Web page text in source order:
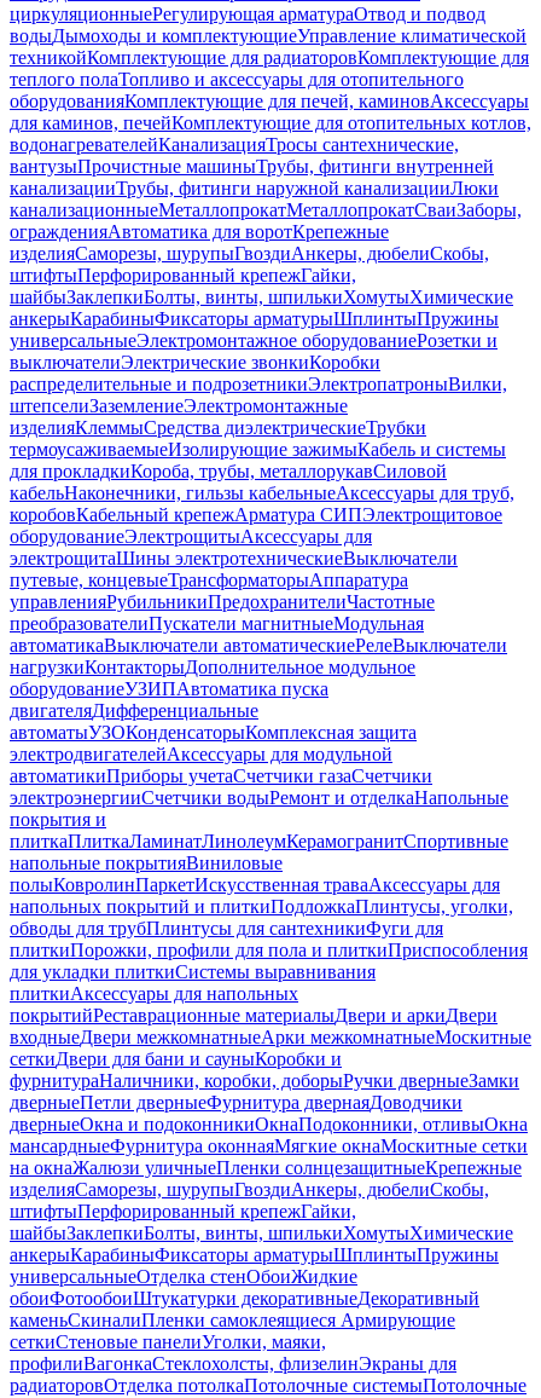
циркуляционныеРегулирующая арматураОтвод и подвод
водыДымоходы и комплектующиеУправление климатической
техникойКомплектующие для радиаторовКомплектующие для
теплого полаТопливо и аксессуары для отопительного
оборудованияКомплектующие для печей, каминовАксессуары
для каминов, печейКомплектующие для отопительных котлов,
водонагревателейКанализацияТросы сантехнические,
вантузыПрочистные машиныТрубы, фитинги внутренней
канализацииТрубы, фитинги наружной канализацииЛюки
канализационныеМеталлопрокатМеталлопрокатСваиЗаборы,
огражденияАвтоматика для воротКрепежные
изделияСаморезы, шурупыГвоздиАнкеры, дюбелиСкобы,
штифтыПерфорированный крепежГайки,
шайбыЗаклепкиБолты, винты, шпилькиХомутыХимические
анкерыКарабиныФиксаторы арматурыШплинтыПружины
универсальныеЭлектромонтажное оборудованиеРозетки и
выключателиЭлектрические звонкиКоробки
распределительные и подрозетникиЭлектропатроныВилки,
штепселиЗаземлениеЭлектромонтажные
изделияКлеммыСредства диэлектрическиеТрубки
термоусаживаемыеИзолирующие зажимыКабель и системы
для прокладкиКороба, трубы, металлорукавСиловой
кабельНаконечники, гильзы кабельныеАксессуары для труб,
коробовКабельный крепежАрматура СИПЭлектрощитовое
оборудованиеЭлектрощитыАксессуары для
электрощитаШины электротехническиеВыключатели
путевые, концевыеТрансформаторыАппаратура
управленияРубильникиПредохранителиЧастотные
преобразователиПускатели магнитныеМодульная
автоматикаВыключатели автоматическиеРелеВыключатели
нагрузкиКонтакторыДополнительное модульное
оборудованиеУЗИПАвтоматика пуска
двигателяДифференциальные
автоматыУЗОКонденсаторыКомплексная защита
электродвигателейАксессуары для модульной
автоматикиПриборы учетаСчетчики газаСчетчики
электроэнергииСчетчики водыРемонт и отделкаНапольные
покрытия и
плиткаПлиткаЛаминатЛинолеумКерамогранитСпортивные
напольные покрытияВиниловые
полыКовролинПаркетИскусственная траваАксессуары для
напольных покрытий и плиткиПодложкаПлинтусы, уголки,
обводы для трубПлинтусы для сантехникиФуги для
плиткиПорожки, профили для пола и плиткиПриспособления
для укладки плиткиСистемы выравнивания
плиткиАксессуары для напольных
покрытийРеставрационные материалыДвери и аркиДвери
входныеДвери межкомнатныеАрки межкомнатныеМоскитные
сеткиДвери для бани и сауныКоробки и
фурнитураНаличники, коробки, доборыРучки дверныеЗамки
дверныеПетли дверныеФурнитура двернаяДоводчики
дверныеОкна и подоконникиОкнаПодоконники, отливыОкна
мансардныеФурнитура оконнаяМягкие окнаМоскитные сетки
на окнаЖалюзи уличныеПленки солнцезащитныеКрепежные
изделияСаморезы, шурупыГвоздиАнкеры, дюбелиСкобы,
штифтыПерфорированный крепежГайки,
шайбыЗаклепкиБолты, винты, шпилькиХомутыХимические
анкерыКарабиныФиксаторы арматурыШплинтыПружины
универсальныеОтделка стенОбоиЖидкие
обоиФотообоиШтукатурки декоративныеДекоративный
каменьСкиналиПленки самоклеящиеся Армирующие
сеткиСтеновые панелиУголки, маяки,
профилиВагонкаСтеклохолсты, флизелинЭкраны для
радиаторовОтделка потолкаПотолочные системыПотолочные